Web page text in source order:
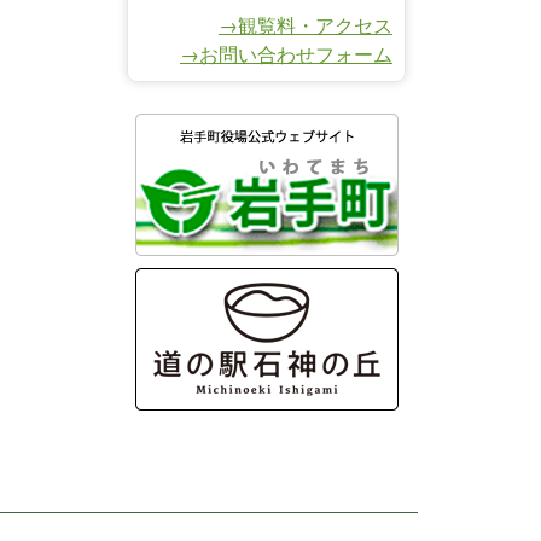
→観覧料・アクセス
→お問い合わせフォーム